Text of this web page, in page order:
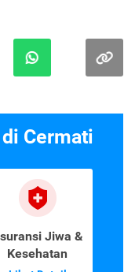
Cermati
Jiwa &
Kesehatan